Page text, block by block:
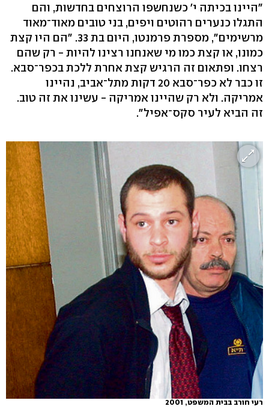
"היינו בכיתה י' כשנחשפו הרוצחים בחדשות, והם
התגלו כנערים רהוטים ויפים, בני טובים מאוד־מאוד
מרשימים", מספרת פרמנטו, היום בת 33. "הם היו קצת
כמונו, או קצת כמו מי שאנחנו רצינו להיות - רק שהם
רצחו. ופתאום זה הרגיש קצת אחרת ללכת בכפר־סבא.
זו כבר לא כפר־סבא 20 דקות מתל־אביב, נהיינו
אמריקה. ולא רק שהיינו אמריקה - עשינו את זה טוב.
זה הביא לעיר סקס־אפיל".
רעי חורב בבית המשפט, 2001